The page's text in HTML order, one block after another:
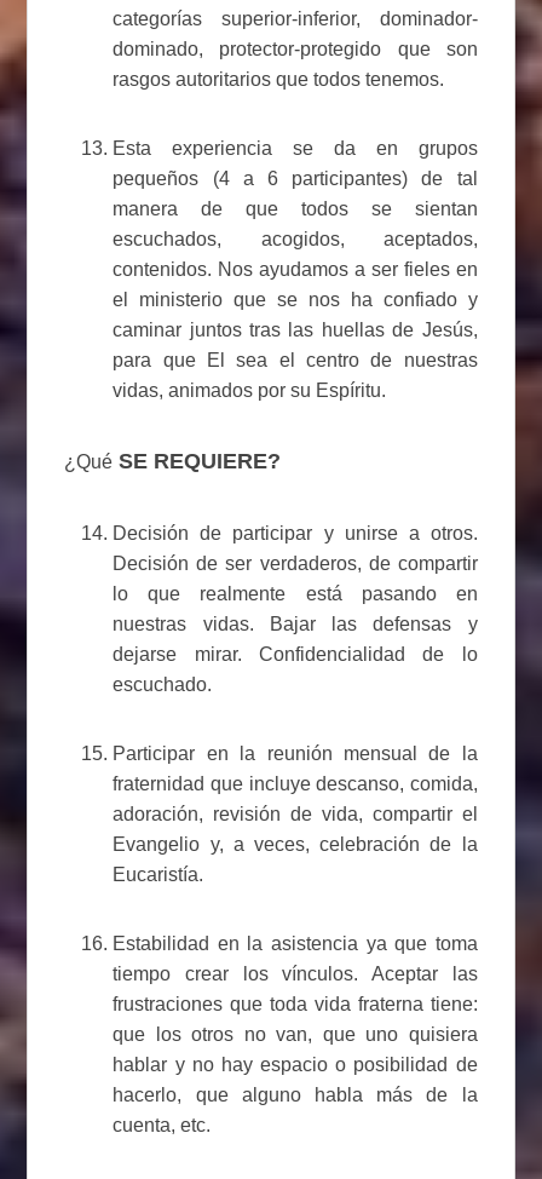
categorías superior-inferior, dominador-
dominado, protector-protegido que son
rasgos autoritarios que todos tenemos.
Esta experiencia se da en grupos
pequeños (4 a 6 participantes) de tal
manera de que todos se sientan
escuchados, acogidos, aceptados,
contenidos. Nos ayudamos a ser fieles en
el ministerio que se nos ha confiado y
caminar juntos tras las huellas de Jesús,
para que El sea el centro de nuestras
vidas, animados por su Espíritu.
¿Qué SE REQUIERE?
Decisión de participar y unirse a otros.
Decisión de ser verdaderos, de compartir
lo que realmente está pasando en
nuestras vidas. Bajar las defensas y
dejarse mirar. Confidencialidad de lo
escuchado.
Participar en la reunión mensual de la
fraternidad que incluye descanso, comida,
adoración, revisión de vida, compartir el
Evangelio y, a veces, celebración de la
Eucaristía.
Estabilidad en la asistencia ya que toma
tiempo crear los vínculos. Aceptar las
frustraciones que toda vida fraterna tiene:
que los otros no van, que uno quisiera
hablar y no hay espacio o posibilidad de
hacerlo, que alguno habla más de la
cuenta, etc.